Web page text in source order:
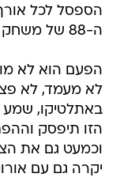
הספסל לכל
ה-88 של משחק הגמר.
הפעם הוא לא
לא מעמד, לא
באתלטיקו, שמע
הזו תיפסק
וכמעט גם את
יקרה גם עם